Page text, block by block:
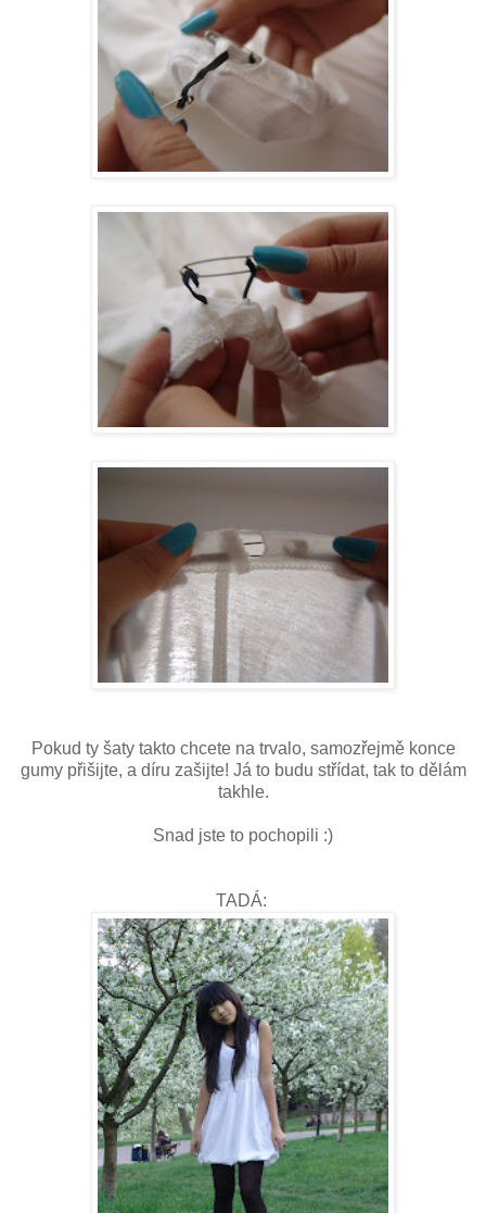
Pokud ty šaty takto chcete na trvalo, samozřejmě konce
gumy přišijte, a díru zašijte! Já to budu střídat, tak to dělám
takhle.
Snad jste to pochopili :)
TADÁ: